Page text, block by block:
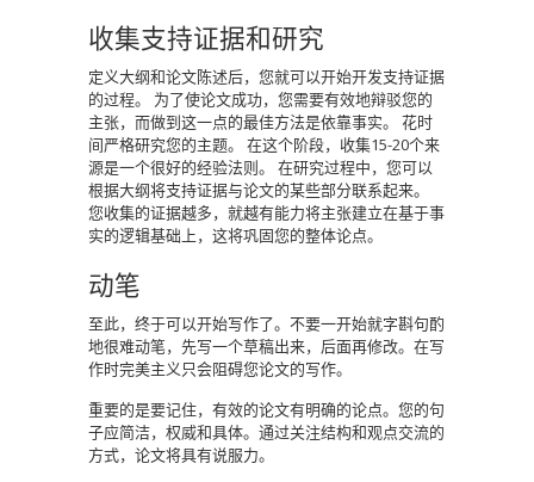
收集支持证据和研究
定义大纲和论文陈述后，您就可以开始开发支持证据
的过程。
为了使论文成功，您需要有效地辩驳您的
主张，而做到这一点的最佳方法是依靠事实。
花时
间严格研究您的主题。
在这个阶段，收集15-20个来
源是一个很好的经验法则。
在研究过程中，您可以
根据大纲将支持证据与论文的某些部分联系起来。
您收集的证据越多，就越有能力将主张建立在基于事
实的逻辑基础上，这将巩固您的整体论点。
动笔
至此，终于可以开始写作了。不要一开始就字斟句酌
地很难动笔，先写一个草稿出来，后面再修改。在写
作时完美主义只会阻碍您论文的写作。
重要的是要记住，有效的论文有明确的论点。您的句
子应简洁，权威和具体。通过关注结构和观点交流的
方式，论文将具有说服力。